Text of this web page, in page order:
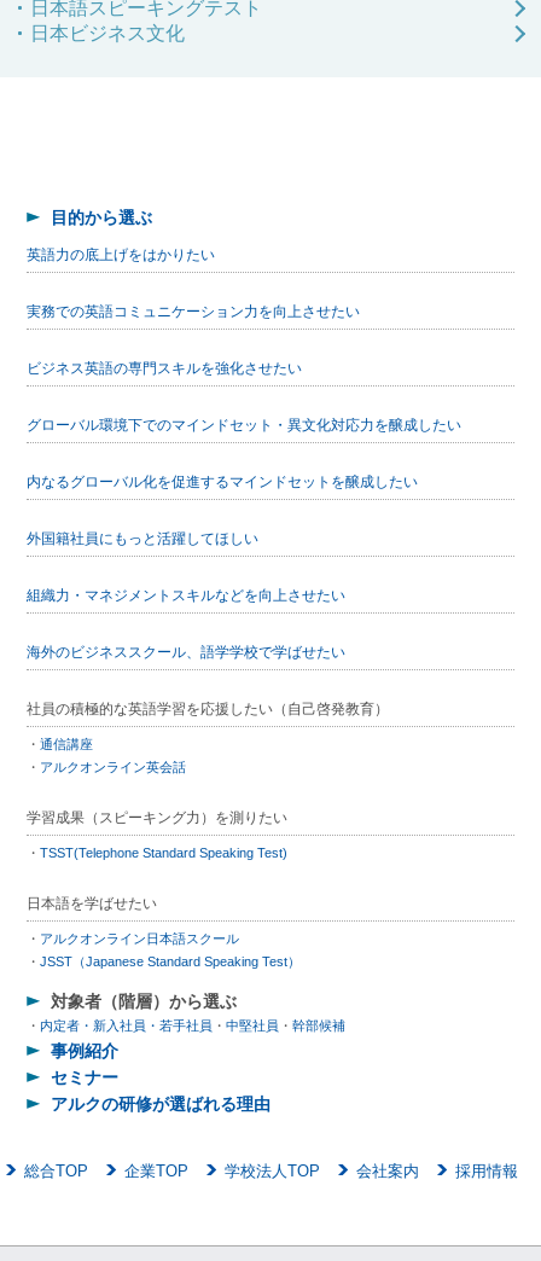
日本語スピーキングテスト
日本ビジネス文化
目的から選ぶ
英語力の底上げをはかりたい
実務での英語コミュニケーション力を向上させたい
ビジネス英語の専門スキルを強化させたい
グローバル環境下でのマインドセット・異文化対応力を醸成したい
内なるグローバル化を促進するマインドセットを醸成したい
外国籍社員にもっと活躍してほしい
組織力・マネジメントスキルなどを向上させたい
海外のビジネススクール、語学学校で学ばせたい
社員の積極的な英語学習を応援したい（自己啓発教育）
通信講座
アルクオンライン英会話
学習成果（スピーキング力）を測りたい
TSST(Telephone Standard Speaking Test)
日本語を学ばせたい
アルクオンライン日本語スクール
JSST（Japanese Standard Speaking Test）
対象者（階層）から選ぶ
内定者・新入社員・若手社員 中堅社員 幹部候補
事例紹介
セミナー
アルクの研修が選ばれる理由
総合TOP 企業TOP 学校法人TOP 会社案内 採用情報